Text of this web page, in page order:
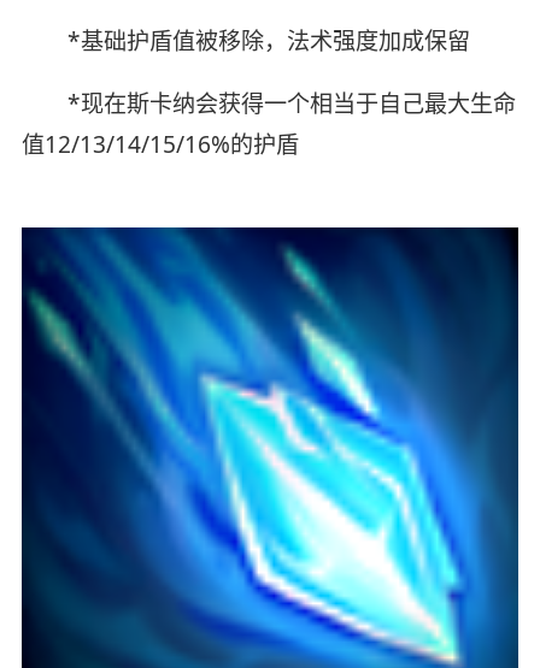
*基础护盾值被移除，法术强度加成保留
*现在斯卡纳会获得一个相当于自己最大生命
值12/13/14/15/16%的护盾